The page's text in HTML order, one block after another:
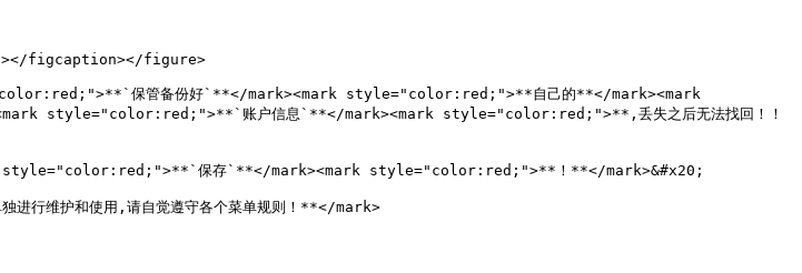
figcaption></figure>
保管备份好`**</mark><mark style="color:red;">**自己的**</mark><mark
style="color:red;">**`账户信息`**</mark><mark style="color:red;">**,丢失之后无法找回！！
style="color:red;">**`保存`**</mark><mark style="color:red;">**！**</mark>&#x20;
行维护和使用,请自觉遵守各个菜单规则！**</mark>